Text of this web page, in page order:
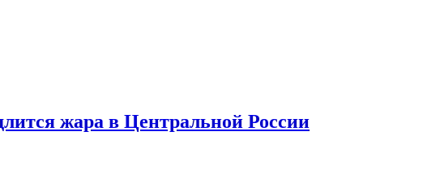
жара в Центральной России